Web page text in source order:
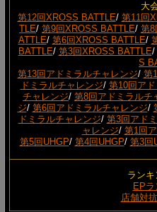
大
第12回XROSS BATTLE/ 第11回
TLE/ 第9回XROSS BATTLE/ 第8
ATTLE/ 第6回XROSS BATTLE/
BATTLE/ 第3回XROSS BATTLE/
S
第13回アドミラルチャレンジ/ 第
ドミラルチャレンジ/ 第10回ア
チャレンジ/ 第8回アドミラルチ
ジ/ 第6回アドミラルチャレンジ/
ドミラルチャレンジ/ 第3回アド
ャレンジ/ 第1回
第5回UHGP/ 第4回UHGP/ 第3回
ラン
EP
店舗対